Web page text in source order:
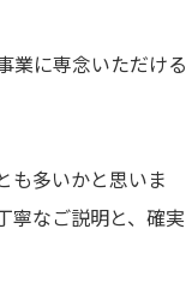
業に専念いただける
も多いかと思いま
寧なご説明と、確実